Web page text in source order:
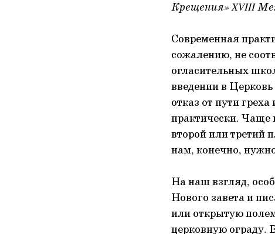
Крещения» XVIII
Современная
сожалению, не
огласительных
введении в
отказ от пути
практически. Чаще
второй или третий
нам, конечно,
На наш взгляд,
Нового завета и
или открытую
церковную ограду.